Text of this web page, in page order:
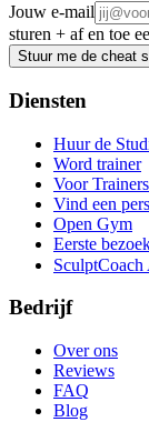
Jouw e-mail
sturen + af en toe
Stuur me de cheat
Diensten
Huur de
Word trainer
Voor
Vind een
Open Gym
Eerste
Bedrijf
Over ons
Reviews
FAQ
Blog